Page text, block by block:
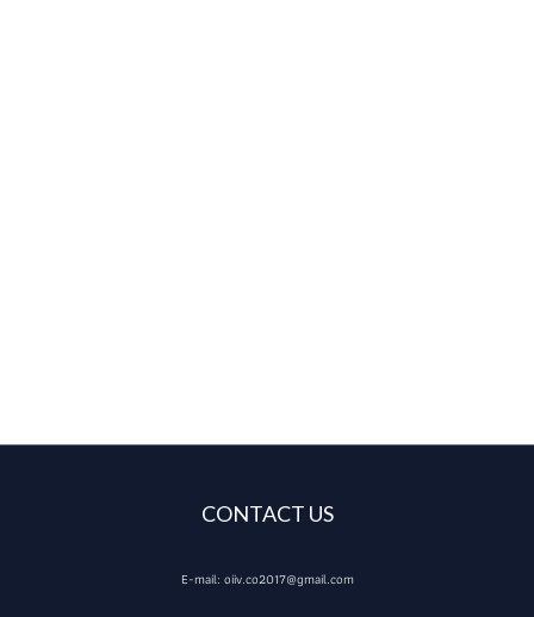
CONTACT US
E-mail: oiiv.co2017@gmail.com